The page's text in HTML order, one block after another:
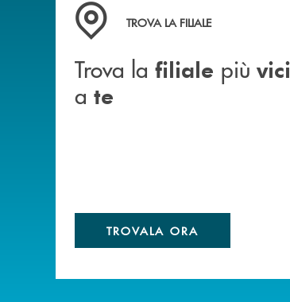
Trova la filiale più vicina a te&nbsp;
TROVA LA FILIALE
Trova la filiale più
a te
TROVALA ORA